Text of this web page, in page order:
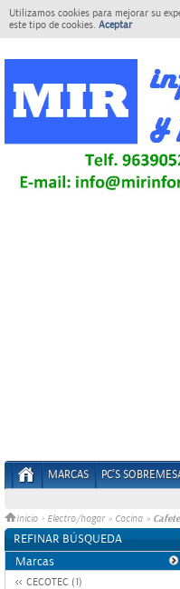
Utilizamos cookies para mejorar su
este tipo de cookies. Aceptar
MARCAS PC'S
Inicio > Electro/hogar » Cocina »
REFINAR BÚSQUEDA
Marcas
CECOTEC (1)